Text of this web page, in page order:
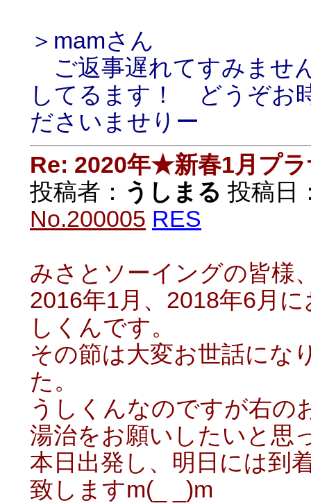
＞mamさん
ご返事遅れてすみませ
してるます！ どうぞお
ださいませりー
Re: 2020年★新春1月プ
投稿者： うしまる 投稿日
No.200005 RES
みさとソーイングの皆様
2016年1月、2018年6月
しくんです。
その節は大変お世話にな
た。
うしくんなのですが右の
湯治をお願いしたいと思
本日出発し、明日には到
致しますm(_ _)m